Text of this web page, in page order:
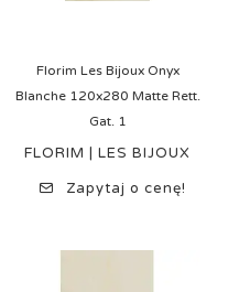
Florim Les Bijoux Onyx
Blanche 120x280 Matte Rett.
Gat. 1
FLORIM | LES BIJOUX
Zapytaj o cenę!